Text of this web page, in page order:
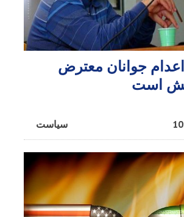
جوانان معترض
است
سیاست